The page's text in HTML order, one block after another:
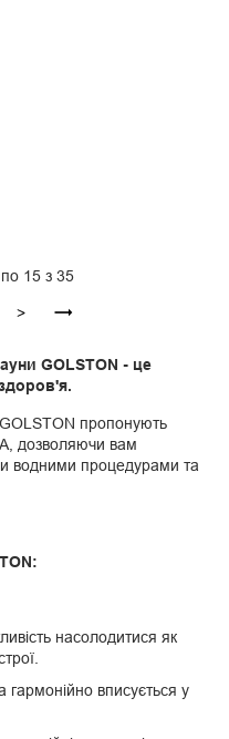
15 з 35
>
GOLSTON - це
GOLSTON пропонують
дозволяючи вам
водними процедурами та
насолодитися як
гармонійно вписується у